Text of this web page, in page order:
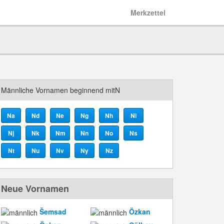
Merkzettel
Männliche Vornamen beginnend mitN
Na Nd Ne Ng Nh
Ni
Nj
Nk Nm Nn No
Ns
Nt
Nu Nv Ny Nz
Neue Vornamen
Šemsad
Özkan